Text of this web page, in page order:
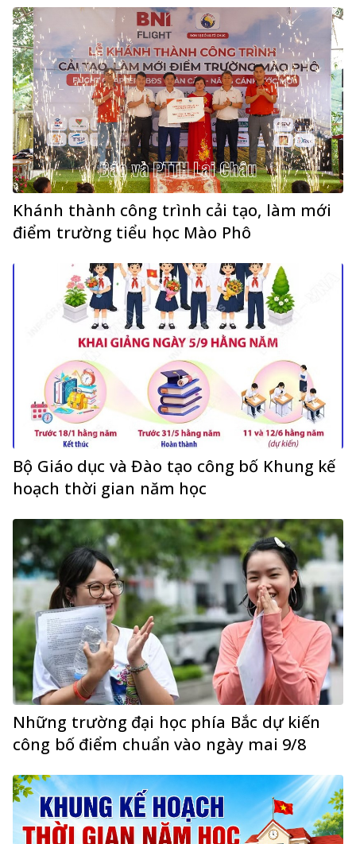
Khánh thành công trình cải tạo, làm mới
điểm trường tiểu học Mào Phô
Bộ Giáo dục và Đào tạo công bố Khung kế
hoạch thời gian năm học
Những trường đại học phía Bắc dự kiến
công bố điểm chuẩn vào ngày mai 9/8